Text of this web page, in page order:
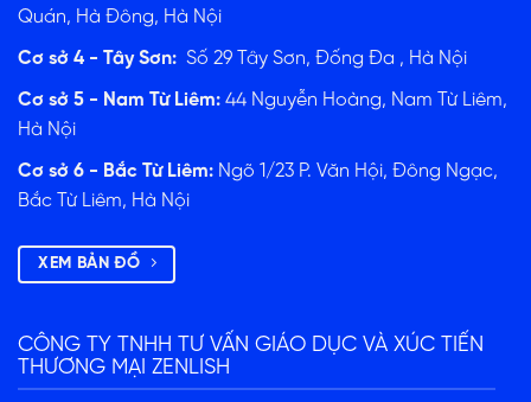
Quán, Hà Đông, Hà Nội
Cơ sở 4 - Tây Sơn: Số 29 Tây Sơn, Đống Đa , Hà Nội
Cơ sở 5 - Nam Từ Liêm: 44 Nguyễn Hoàng, Nam Từ Liêm,
Hà Nội
Cơ sở 6 - Bắc Từ Liêm: Ngõ 1/23 P. Văn Hội, Đông Ngạc,
Bắc Từ Liêm, Hà Nội
XEM BẢN ĐỒ
CÔNG TY TNHH TƯ VẤN GIÁO DỤC VÀ XÚC TIẾN
THƯƠNG MẠI ZENLISH